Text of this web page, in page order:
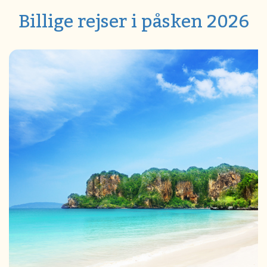
Billige rejser i påsken 2026